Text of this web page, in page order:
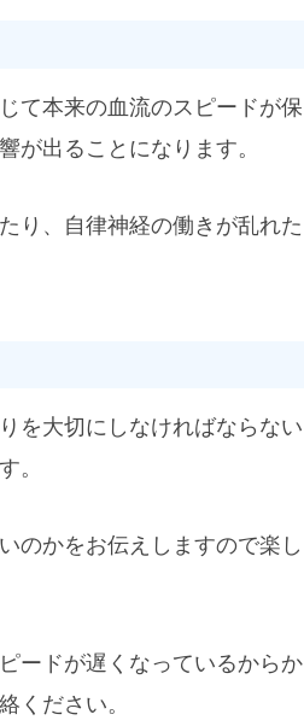
て本来の血流のスピードが保
が出ることになります。
り、自律神経の働きが乱れた
を大切にしなければならない
。
のかをお伝えしますので楽し
ードが遅くなっているからか
ください。